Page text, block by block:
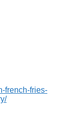
french-fries-